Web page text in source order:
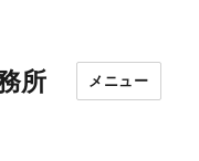
所 メニュー